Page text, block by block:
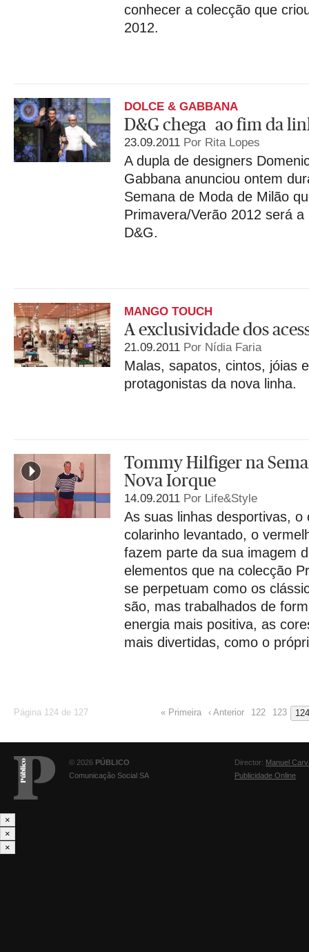
conhecer a colecção que
2012.
DOLCE & GABBANA
D&G chega ao fim da
23.09.2011 Por Rita Lopes
A dupla de designers
Gabbana anunciou ontem
Semana de Moda de Milão
Primavera/Verão 2012 será
D&G.
MANGO TOUCH
A exclusividade dos
21.09.2011 Por Nídia Faria
Malas, sapatos, cintos, jóias
protagonistas da nova linha.
Tommy Hilfiger na
Nova Iorque
14.09.2011 Por Life&Style
As suas linhas desportivas, o
colarinho levantado, o
fazem parte da sua imagem
elementos que na colecção
se perpetuam como os
são, mas trabalhados de
energia mais positiva, as
mais divertidas, como o
Página 124 de 127 « Primeira ‹ Anterior 122 123 124
© 2026 PÚBLICO
Comunicação Social SA
Director: Manuel
Publicidade Online
×
×
×